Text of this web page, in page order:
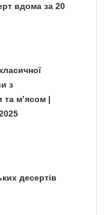
вдома за 20
з
та м’ясом |
десертів